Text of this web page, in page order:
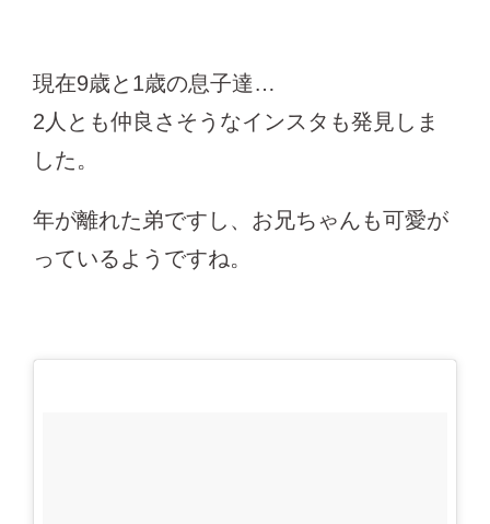
現在9歳と1歳の息子達…
2人とも仲良さそうなインスタも発見しま
した。
年が離れた弟ですし、お兄ちゃんも可愛が
っているようですね。